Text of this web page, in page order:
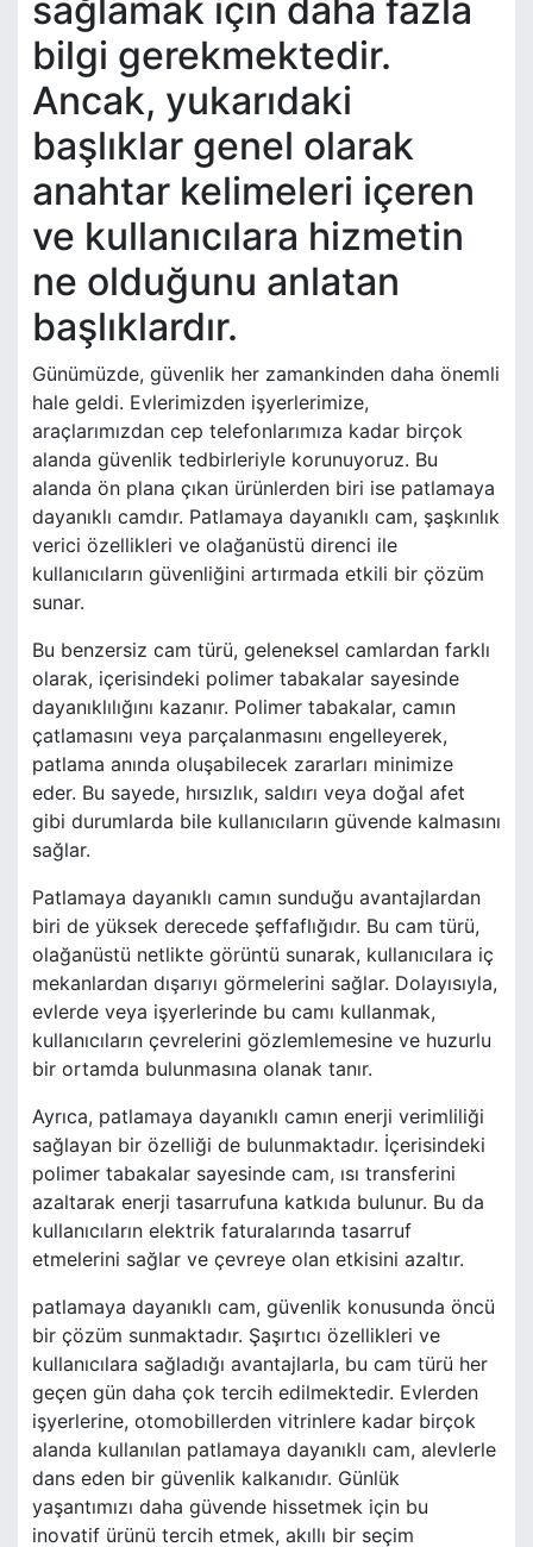
sağlamak için daha fazla
bilgi gerekmektedir.
Ancak, yukarıdaki
başlıklar genel olarak
anahtar kelimeleri içeren
ve kullanıcılara hizmetin
ne olduğunu anlatan
başlıklardır.
Günümüzde, güvenlik her zamankinden daha önemli
hale geldi. Evlerimizden işyerlerimize,
araçlarımızdan cep telefonlarımıza kadar birçok
alanda güvenlik tedbirleriyle korunuyoruz. Bu
alanda ön plana çıkan ürünlerden biri ise patlamaya
dayanıklı camdır. Patlamaya dayanıklı cam, şaşkınlık
verici özellikleri ve olağanüstü direnci ile
kullanıcıların güvenliğini artırmada etkili bir çözüm
sunar.
Bu benzersiz cam türü, geleneksel camlardan farklı
olarak, içerisindeki polimer tabakalar sayesinde
dayanıklılığını kazanır. Polimer tabakalar, camın
çatlamasını veya parçalanmasını engelleyerek,
patlama anında oluşabilecek zararları minimize
eder. Bu sayede, hırsızlık, saldırı veya doğal afet
gibi durumlarda bile kullanıcıların güvende kalmasını
sağlar.
Patlamaya dayanıklı camın sunduğu avantajlardan
biri de yüksek derecede şeffaflığıdır. Bu cam türü,
olağanüstü netlikte görüntü sunarak, kullanıcılara iç
mekanlardan dışarıyı görmelerini sağlar. Dolayısıyla,
evlerde veya işyerlerinde bu camı kullanmak,
kullanıcıların çevrelerini gözlemlemesine ve huzurlu
bir ortamda bulunmasına olanak tanır.
Ayrıca, patlamaya dayanıklı camın enerji verimliliği
sağlayan bir özelliği de bulunmaktadır. İçerisindeki
polimer tabakalar sayesinde cam, ısı transferini
azaltarak enerji tasarrufuna katkıda bulunur. Bu da
kullanıcıların elektrik faturalarında tasarruf
etmelerini sağlar ve çevreye olan etkisini azaltır.
patlamaya dayanıklı cam, güvenlik konusunda öncü
bir çözüm sunmaktadır. Şaşırtıcı özellikleri ve
kullanıcılara sağladığı avantajlarla, bu cam türü her
geçen gün daha çok tercih edilmektedir. Evlerden
işyerlerine, otomobillerden vitrinlere kadar birçok
alanda kullanılan patlamaya dayanıklı cam, alevlerle
dans eden bir güvenlik kalkanıdır. Günlük
yaşantımızı daha güvende hissetmek için bu
inovatif ürünü tercih etmek, akıllı bir seçim